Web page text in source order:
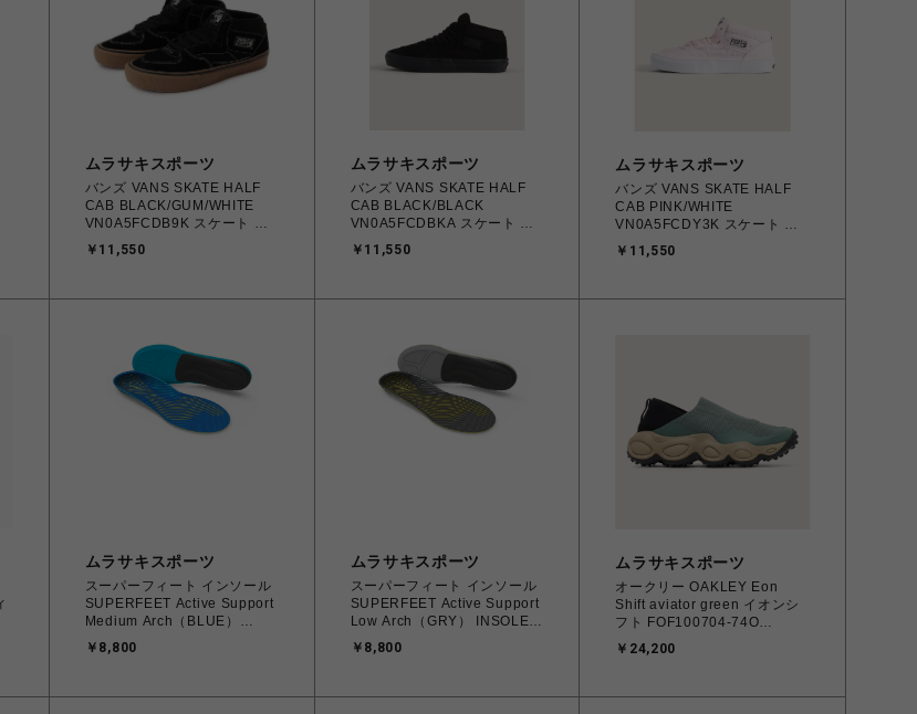
ムラサキスポーツ
バンズ VANS SKATE HALF
CAB BLACK/GUM/WHITE
VN0A5FCDB9K スケート ハ
ーフキャブ 26.0cm～28.0㎝
スニーカー メンズ シューズ
￥11,550
ムラサキスポーツ
バンズ VANS SKATE HALF
CAB BLACK/BLACK
VN0A5FCDBKA スケート ハ
ーフキャブ 23.5cm～28.0㎝
スニーカー メンズ シューズ
￥11,550
ムラサキスポーツ
バンズ VANS SKATE HALF
CAB PINK/WHITE
VN0A5FCDY3K スケート ハ
ーフキャブ 23.0cm～25.0㎝
スニーカー レディース シュー
0198266502656 【送料無料
￥11,550
ムラサキスポーツ
スーパーフィート インソール
SUPERFEET Active Support
Medium Arch（BLUE）
INSOLE 21.0cm～30.0cm B
サイズ 21.0cm～23.0cm 正規
￥8,800
ムラサキスポーツ
スーパーフィート インソール
SUPERFEET Active Support
Low Arch（GRY） INSOLE
21.0cm～30.0cm Bサイズ
21.0cm～23.0cm 正規品
￥8,800
ムラサキスポーツ
オークリー OAKLEY Eon
Shift aviator green イオンシ
フト FOF100704-74O
26.0cm～28.0cm メンズ スニ
ーカー シューズ サンダル
北海道/沖縄/離島を除く】
￥24,200